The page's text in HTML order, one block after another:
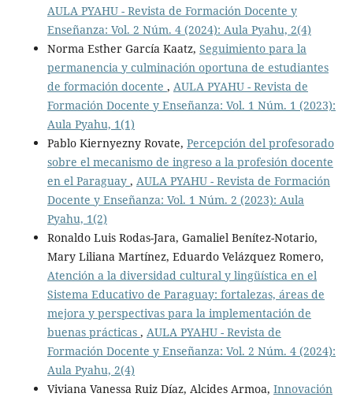
AULA PYAHU - Revista de Formación Docente y
Enseñanza: Vol. 2 Núm. 4 (2024): Aula Pyahu, 2(4)
Norma Esther García Kaatz, Seguimiento para la
permanencia y culminación oportuna de estudiantes
de formación docente , AULA PYAHU - Revista de
Formación Docente y Enseñanza: Vol. 1 Núm. 1 (2023):
Aula Pyahu, 1(1)
Pablo Kiernyezny Rovate, Percepción del profesorado
sobre el mecanismo de ingreso a la profesión docente
en el Paraguay , AULA PYAHU - Revista de Formación
Docente y Enseñanza: Vol. 1 Núm. 2 (2023): Aula
Pyahu, 1(2)
Ronaldo Luis Rodas-Jara, Gamaliel Benítez-Notario,
Mary Liliana Martínez, Eduardo Velázquez Romero,
Atención a la diversidad cultural y lingüística en el
Sistema Educativo de Paraguay: fortalezas, áreas de
mejora y perspectivas para la implementación de
buenas prácticas , AULA PYAHU - Revista de
Formación Docente y Enseñanza: Vol. 2 Núm. 4 (2024):
Aula Pyahu, 2(4)
Viviana Vanessa Ruiz Díaz, Alcides Armoa, Innovación